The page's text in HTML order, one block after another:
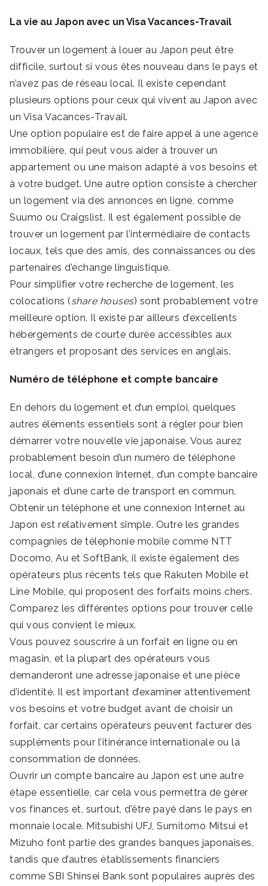
La vie au Japon avec un Visa Vacances-Travail
Trouver un logement à louer au Japon peut être
difficile, surtout si vous êtes nouveau dans le pays et
n’avez pas de réseau local. Il existe cependant
plusieurs options pour ceux qui vivent au Japon avec
un Visa Vacances-Travail.
Une option populaire est de faire appel à une agence
immobilière, qui peut vous aider à trouver un
appartement ou une maison adapté à vos besoins et
à votre budget. Une autre option consiste à chercher
un logement via des annonces en ligne, comme
Suumo ou Craigslist. Il est également possible de
trouver un logement par l’intermédiaire de contacts
locaux, tels que des amis, des connaissances ou des
partenaires d’échange linguistique.
Pour simplifier votre recherche de logement, les
colocations (share houses) sont probablement votre
meilleure option. Il existe par ailleurs d’excellents
hébergements de courte durée accessibles aux
étrangers et proposant des services en anglais.
Numéro de téléphone et compte bancaire
En dehors du logement et d’un emploi, quelques
autres éléments essentiels sont à régler pour bien
démarrer votre nouvelle vie japonaise. Vous aurez
probablement besoin d’un numéro de téléphone
local, d’une connexion Internet, d’un compte bancaire
japonais et d’une carte de transport en commun.
Obtenir un téléphone et une connexion Internet au
Japon est relativement simple. Outre les grandes
compagnies de téléphonie mobile comme NTT
Docomo, Au et SoftBank, il existe également des
opérateurs plus récents tels que Rakuten Mobile et
Line Mobile, qui proposent des forfaits moins chers.
Comparez les différentes options pour trouver celle
qui vous convient le mieux.
Vous pouvez souscrire à un forfait en ligne ou en
magasin, et la plupart des opérateurs vous
demanderont une adresse japonaise et une pièce
d’identité. Il est important d’examiner attentivement
vos besoins et votre budget avant de choisir un
forfait, car certains opérateurs peuvent facturer des
suppléments pour l’itinérance internationale ou la
consommation de données.
Ouvrir un compte bancaire au Japon est une autre
étape essentielle, car cela vous permettra de gérer
vos finances et, surtout, d’être payé dans le pays en
monnaie locale. Mitsubishi UFJ, Sumitomo Mitsui et
Mizuho font partie des grandes banques japonaises,
tandis que d’autres établissements financiers
comme SBI Shinsei Bank sont populaires auprès des